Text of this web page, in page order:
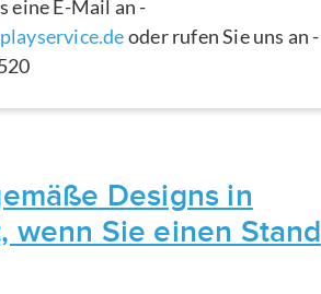
eine E-Mail an -
oder rufen Sie uns an -
Designs in
wenn Sie einen Stand